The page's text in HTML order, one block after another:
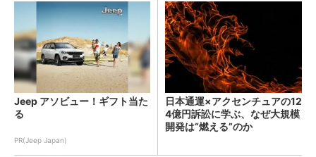
Jeep アソビュー！ギフト当た
る
PR(Jeep Japan)
日本通運×アクセンチュアの12
4億円訴訟に学ぶ、なぜ大規模
開発は“燃える”のか